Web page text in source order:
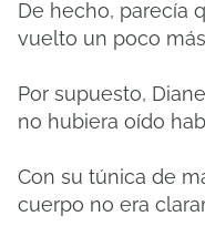
De hecho, parecía
vuelto un poco
Por supuesto,
no hubiera oído
Con su túnica de
cuerpo no era